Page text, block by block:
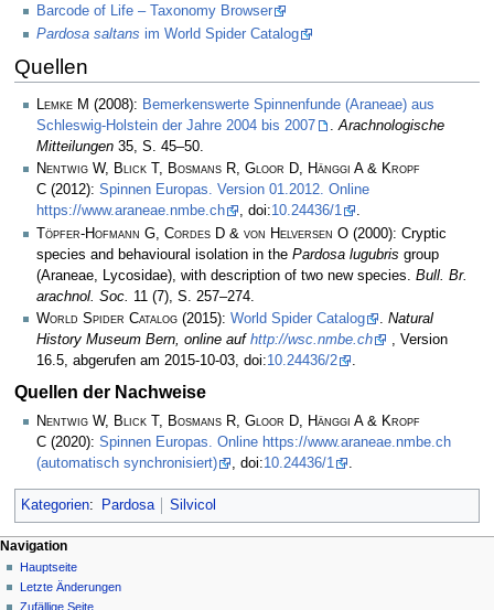
Barcode of Life – Taxonomy Browser
Pardosa saltans im World Spider Catalog
Quellen
Lemke M (2008): Bemerkenswerte Spinnenfunde (Araneae) aus
Schleswig-Holstein der Jahre 2004 bis 2007
.Arachnologische
Mitteilungen 35, S. 45–50.
Nentwig W, Blick T, Bosmans R, Gloor D, Hänggi A & Kropf
C (2012): Spinnen Europas. Version 01.2012. Online
https://www.araneae.nmbe.ch
, doi:10.24436/1
.
Töpfer-Hofmann G, Cordes D & von Helversen O (2000): Cryptic
species and behavioural isolation in the Pardosa lugubris group
(Araneae, Lycosidae), with description of two new species. Bull. Br.
arachnol. Soc.
11 (7), S. 257–274.
World Spider Catalog (2015): World Spider Catalog . Natural
History Museum Bern, online auf http://wsc.nmbe.ch
, Version
16.5, abgerufen am 2015-10-03, doi:10.24436/2 .
Quellen der Nachweise
Nentwig W, Blick T, Bosmans R, Gloor D, Hänggi A & Kropf
C (2020): Spinnen Europas. Online https://www.araneae.nmbe.ch
(automatisch synchronisiert)
, doi:10.24436/1 .
Kategorien: Pardosa Silvicol
Navigation
Hauptseite
Letzte Änderungen
Zufällige Seite